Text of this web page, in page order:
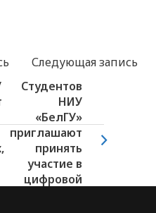
Следующая запись
Студентов
НИУ
«БелГУ»
приглашают
принять
участие в
цифровой